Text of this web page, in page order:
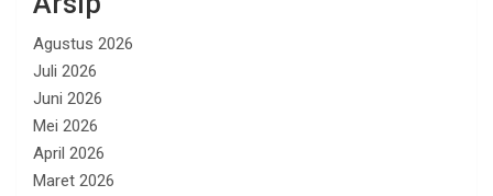
Agustus 2026
Juli 2026
Juni 2026
Mei 2026
April 2026
Maret 2026